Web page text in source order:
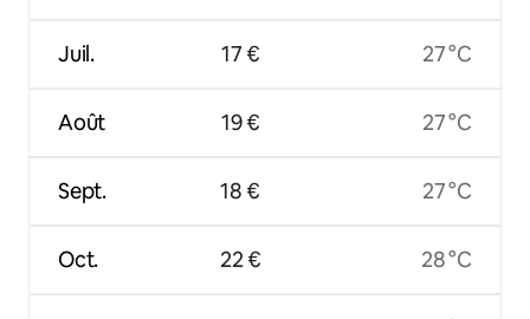
Juil.
Août
Sept.
Oct.
17 €
19 €
18 €
22 €
27 °C
27 °C
27 °C
28 °C